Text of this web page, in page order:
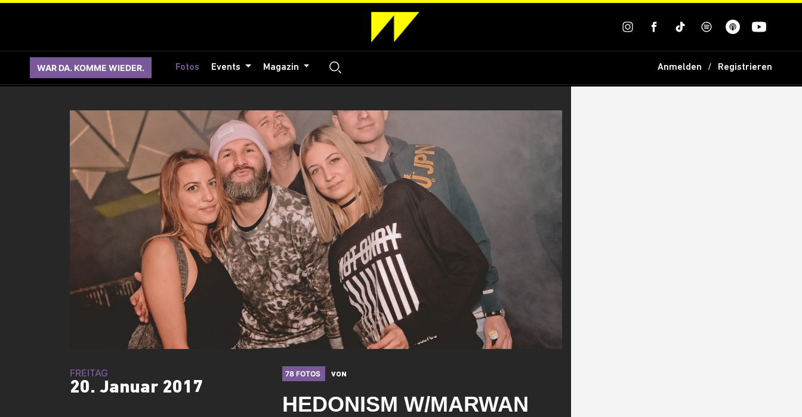
WAR DA. KOMME WIEDER. Fotos Events Magazin Anmelden Registrieren
FREITAG
20. Januar 2017
78 FOTOS VON
HEDONISM W/MARWAN